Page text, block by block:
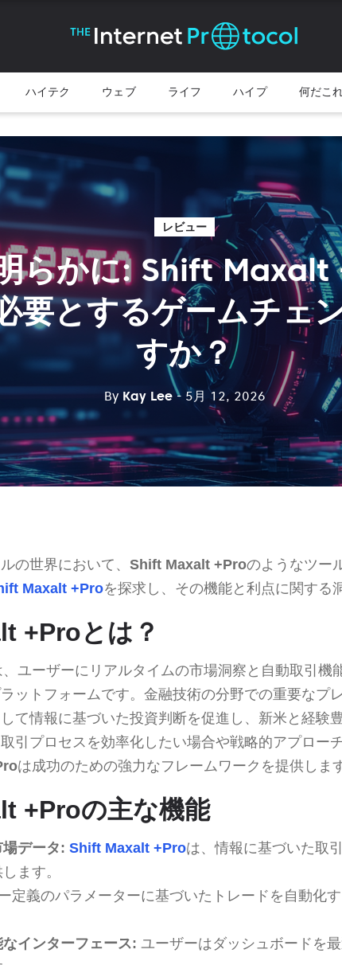
ハイテク ウェブ ライフ ハイプ 何だこ
レビュー
らかに: Shift Maxalt
要とするゲームチェ
すか？
By Kay Lee - 5月 12, 2026
の世界において、 Shift Maxalt +Proのようなツー
Maxalt +Proを探求し、その機能と利点に関する
+Proとは？
、ユーザーにリアルタイムの市場洞察と自動取引機
ットフォームです。金融技術の分野での重要なプ
て情報に基づいた投資判断を促進し、新米と経験
引プロセスを効率化したい場合や戦略的アプロー
は成功のための強力なフレームワークを提供します
+Proの主な機能
場データ: Shift Maxalt +Proは、情報に基づいた取
ます。
定義のパラメーターに基づいたトレードを自動化
インターフェース: ユーザーはダッシュボードを